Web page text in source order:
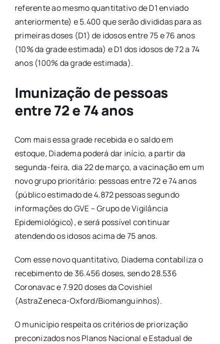
referente ao mesmo quantitativo de D1 enviado
anteriormente) e 5.400 que serão divididas para as
primeiras doses (D1) de idosos entre 75 e 76 anos
(10% da grade estimada) e D1 dos idosos de 72 a 74
anos (100% da grade estimada).
Imunização de pessoas
entre 72 e 74 anos
Com mais essa grade recebida e o saldo em
estoque, Diadema poderá dar início, a partir da
segunda-feira, dia 22 de março, a vacinação em um
novo grupo prioritário: pessoas entre 72 e 74 anos
(público estimado de 4.872 pessoas segundo
informações do GVE – Grupo de Vigilância
Epidemiológico), e será possível continuar
atendendo os idosos acima de 75 anos.
Com esse novo quantitativo, Diadema contabiliza o
recebimento de 36.456 doses, sendo 28.536
Coronavac e 7.920 doses da Covishiel
(AstraZeneca-Oxford/Biomanguinhos).
O município respeita os critérios de priorização
preconizados nos Planos Nacional e Estadual de